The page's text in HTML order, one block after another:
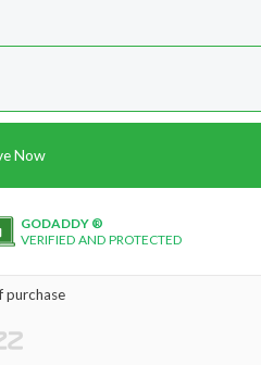
Now
GODADDY ®
VERIFIED AND PROTECTED
purchase